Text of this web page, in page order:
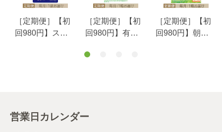
［定期便］【初
回980円】スパ
［定期便］【初
回980円】有機
個お届けコース
［定期便］【初
回980円】朝の
営業日カレンダー